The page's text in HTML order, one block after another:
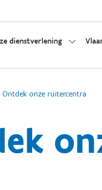
dienstverlening
Ontdek onze ruitercentra